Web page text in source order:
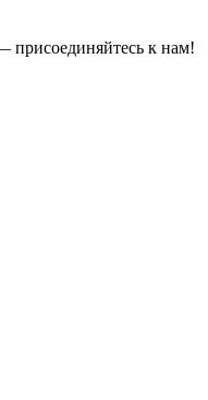
присоединяйтесь к нам!